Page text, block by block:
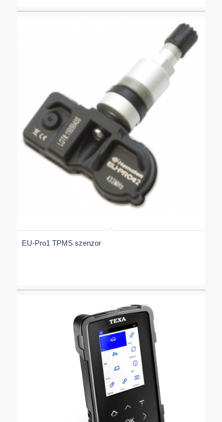
EU-Pro1 TPMS szenzor